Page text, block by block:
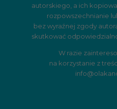
autorskiego, a ich
rozpowszechnianie
bez wyraźnej zgody
skutkować
W razie
na korzystanie z